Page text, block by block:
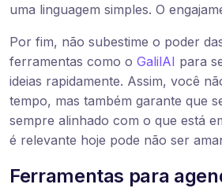
uma linguagem simples. O
Por fim, não subestime o poder
ferramentas como o GalilAI para
ideias rapidamente. Assim, você
tempo, mas também garante que
sempre alinhado com o que está
é relevante hoje pode não ser
Ferramentas para